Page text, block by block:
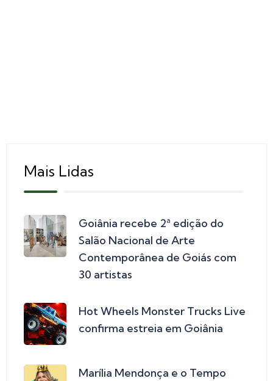
Mais Lidas
Goiânia recebe 2ª edição do
Salão Nacional de Arte
Contemporânea de Goiás com
30 artistas
Hot Wheels Monster Trucks Live
confirma estreia em Goiânia
Marília Mendonça e o Tempo